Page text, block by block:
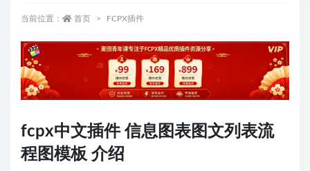
当前位置： 首页 FCPX插件
fcpx中文插件 信息图表图文列表流
程图模板 介绍